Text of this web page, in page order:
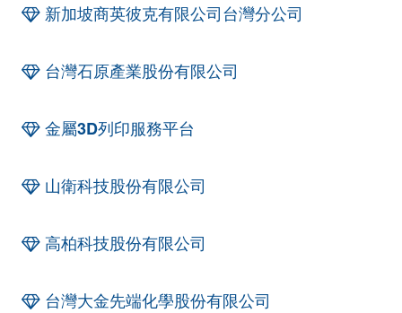
新加坡商英彼克有限公司台灣分公司
台灣石原產業股份有限公司
金屬3D列印服務平台
山衛科技股份有限公司
高柏科技股份有限公司
台灣大金先端化學股份有限公司